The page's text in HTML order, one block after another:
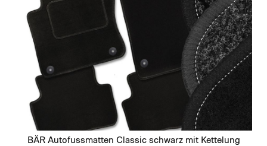
images
gallery
BÄR Autofussmatten Classic schwarz mit Kettelung